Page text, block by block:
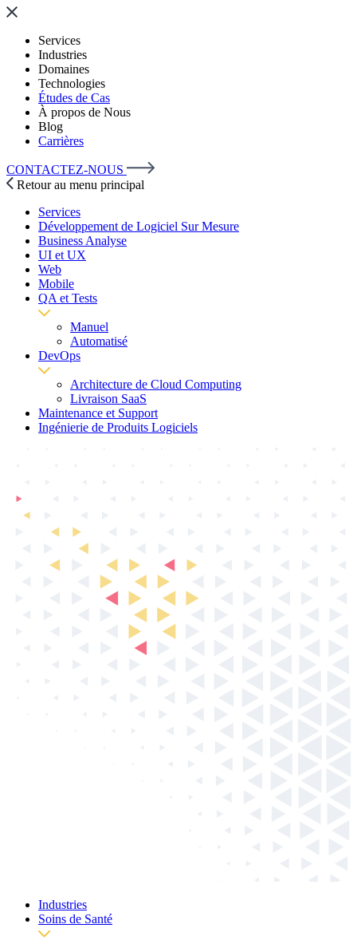
Services
Industries
Domaines
Technologies
Études de Cas
À propos de Nous
Blog
Carrières
CONTACTEZ-NOUS
Retour au menu principal
Services
Développement de Logiciel Sur Mesure
Business Analyse
UI et UX
Web
Mobile
QA et Tests
Manuel
Automatisé
DevOps
Architecture de Cloud Computing
Livraison SaaS
Maintenance et Support
Ingénierie de Produits Logiciels
Industries
Soins de Santé